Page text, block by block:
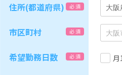
住所(都道府県) 必 須
市区町村 必 須
希望勤務日数 必 須 月